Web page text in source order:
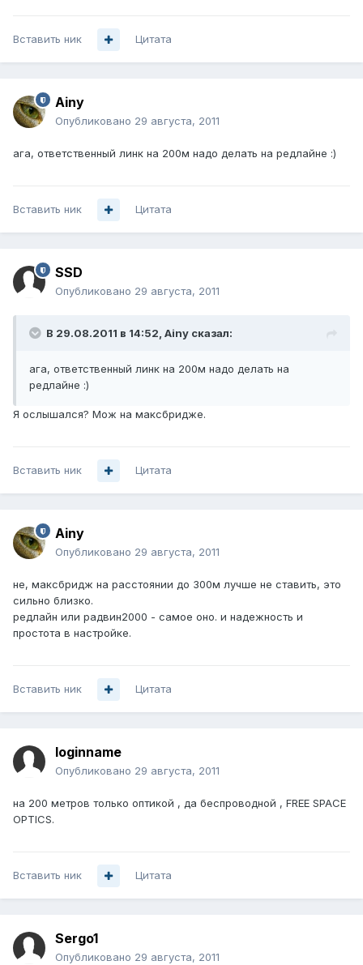
Вставить ник Цитата
Ainy
Опубликовано 29 августа, 2011
ага, ответственный линк на 200м надо делать на редлайне :)
Вставить ник Цитата
SSD
Опубликовано 29 августа, 2011
В 29.08.2011 в 14:52, Ainy сказал:
ага, ответственный линк на 200м надо делать на
редлайне :)
Я ослышался? Мож на максбридже.
Вставить ник Цитата
Ainy
Опубликовано 29 августа, 2011
не, максбридж на расстоянии до 300м лучше не ставить, это
сильно близко.
редлайн или радвин2000 - самое оно. и надежность и
простота в настройке.
Вставить ник Цитата
loginname
Опубликовано 29 августа, 2011
на 200 метров только оптикой , да беспроводной , FREE SPACE
OPTICS.
Вставить ник Цитата
Sergo1
Опубликовано 29 августа, 2011